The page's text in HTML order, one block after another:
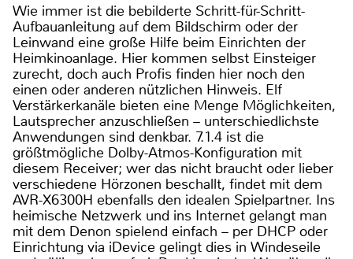
Wie immer ist die bebilderte Schritt-für-Schritt-
Aufbauanleitung auf dem Bildschirm oder der
Leinwand eine große Hilfe beim Einrichten der
Heimkinoanlage. Hier kommen selbst Einsteiger
zurecht, doch auch Profis finden hier noch den
einen oder anderen nützlichen Hinweis. Elf
Verstärkerkanäle bieten eine Menge Möglichkeiten,
Lautsprecher anzuschließen – unterschiedlichste
Anwendungen sind denkbar. 7.1.4 ist die
größtmögliche Dolby-Atmos-Konfiguration mit
diesem Receiver; wer das nicht braucht oder lieber
verschiedene Hörzonen beschallt, findet mit dem
AVR-X6300H ebenfalls den idealen Spielpartner. Ins
heimische Netzwerk und ins Internet gelangt man
mit dem Denon spielend einfach – per DHCP oder
Einrichtung via iDevice gelingt dies in Windeseile